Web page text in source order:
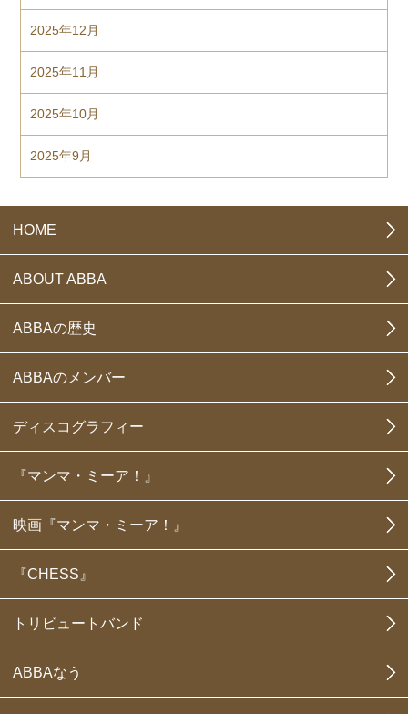
2025年12月
2025年11月
2025年10月
2025年9月
HOME
ABOUT ABBA
ABBAの歴史
ABBAのメンバー
ディスコグラフィー
『マンマ・ミーア！』
映画『マンマ・ミーア！』
『CHESS』
トリビュートバンド
ABBAなう